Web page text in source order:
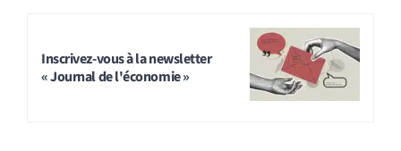
Inscrivez-vous à la newsletter
« Journal de l'économie »